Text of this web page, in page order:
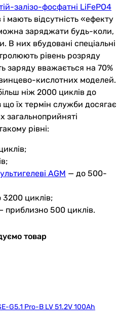
залізо-фосфатні LiFePO4
мають відсутність «ефекту
заряджати будь-коли,
В них вбудовані спеціальні
рівень розряду
заряду вважається на 70%
кислотних моделей.
ніж 2000 циклів до
що їх термін служби досягає
загальноприйняті
рівні:
AGM — до 500-
циклів;
приблизно 500 циклів.
товар
G5.1 Pro-B LV 51.2V 100Ah